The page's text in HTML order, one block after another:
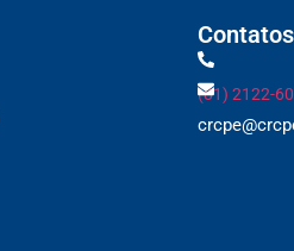
Contatos
(81) 2122-